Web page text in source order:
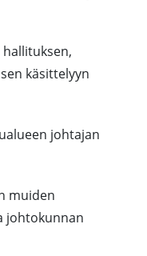
käsittelyyn
johtajan
muiden
johtokunnan